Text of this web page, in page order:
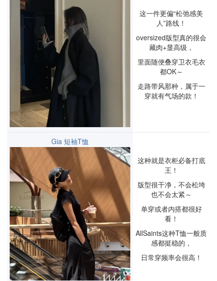
这一件更偏“松弛感美
人”路线！
oversized版型真的很会
藏肉+显高级，
里面随便叠穿卫衣毛衣
都OK～
走路带风那种，属于一
穿就有气场的款！
Gia 短袖T恤
这种就是衣柜必备打底
王！
版型很干净，不会松垮
也不会太紧～
单穿或者内搭都很好
看！
AllSaints这种T恤一般质
感都挺稳的，
日常穿频率会很高！